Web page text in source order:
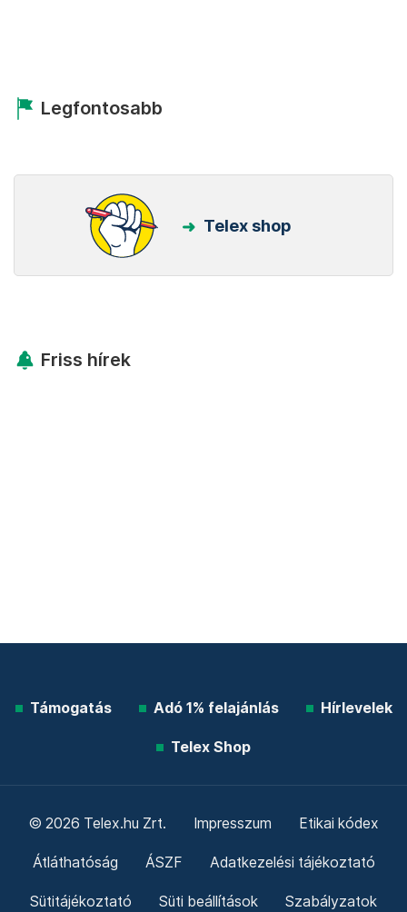
Legfontosabb
Telex shop
Friss hírek
Támogatás Adó 1% felajánlás Hírlevelek
Telex Shop
© 2026 Telex.hu Zrt. Impresszum Etikai kódex
Átláthatóság ÁSZF Adatkezelési tájékoztató
Sütitájékoztató Süti beállítások Szabályzatok